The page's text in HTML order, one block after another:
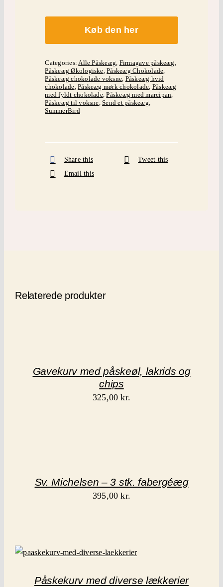
Køb den her
Categories:Alle Påskeæg, Firmagave påskeæg,
Påskeæg Økologiske,Påskeæg Chokolade,
Påskeæg chokolade voksne, Påskeæg hvid
chokolade,Påskeæg mørk chokolade, Påskeæg
med fyldt chokolade,Påskeæg med marcipan,
Påskeæg til voksne,Send et påskeæg,
SummerBird
Share this
Tweet this
Email this
Relaterede produkter
Gavekurv med påskeøl, lakrids og
chips
325,00kr.
Sv. Michelsen – 3 stk. fabergéæg
395,00kr.
Påskekurv med diverse lækkerier